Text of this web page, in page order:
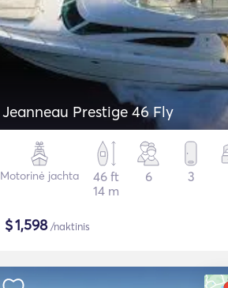
Jeanneau Prestige 46 Fly
Motorinė jachta
46 ft
14 m
6 3
$1,598/naktinis